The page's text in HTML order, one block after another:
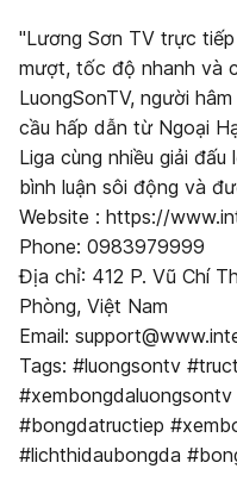
"Lương Sơn TV trực
mượt, tốc độ nhanh và
LuongSonTV, người
cầu hấp dẫn từ Ngoại
Liga cùng nhiều giải
bình luận sôi động và
Website : https://
Phone: 0983979999
Địa chỉ: 412 P. Vũ Chí
Phòng, Việt Nam
Email:
Tags: #luongsontv
#bongdatructiep
#lichthidaubongda